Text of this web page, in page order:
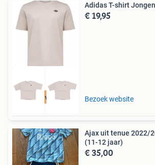
Tot 75% voordeel
Adidas T-shirt
€ 19,95
Bezoek website
Ajax uit tenue 2022/
(11-12 jaar)
€ 35,00